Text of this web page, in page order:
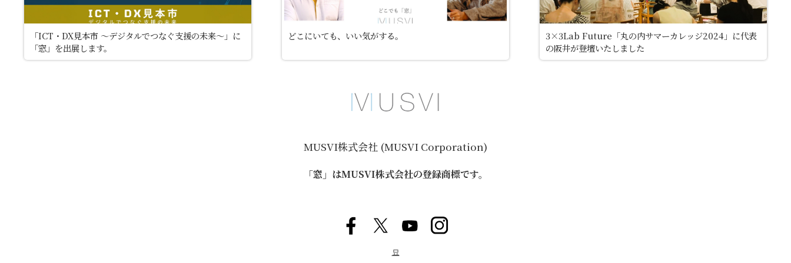
「ICT・DX見本市 〜デジタルでつなぐ支援の未来〜」に
「窓」を出展します。
どこにいても、いい気がする。
3×3Lab Future「丸の内サマーカレッジ2024」に代表
の阪井が登壇いたしました
MUSVI株式会社 (MUSVI Corporation)
「窓」はMUSVI株式会社の登録商標です。
묘